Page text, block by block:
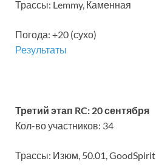
Трассы: Lemmy, Каменная
Погода: +20 (сухо)
Результаты
Третий этап RC: 20 сентября
Кол-во участников: 34
Трассы: Изюм, 50.01, GoodSpirit